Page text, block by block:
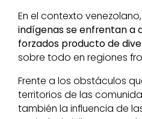
En el contexto venezolano,
indígenas se enfrentan a
forzados producto de
sobre todo en regiones
Frente a los obstáculos
territorios de las
también la influencia de